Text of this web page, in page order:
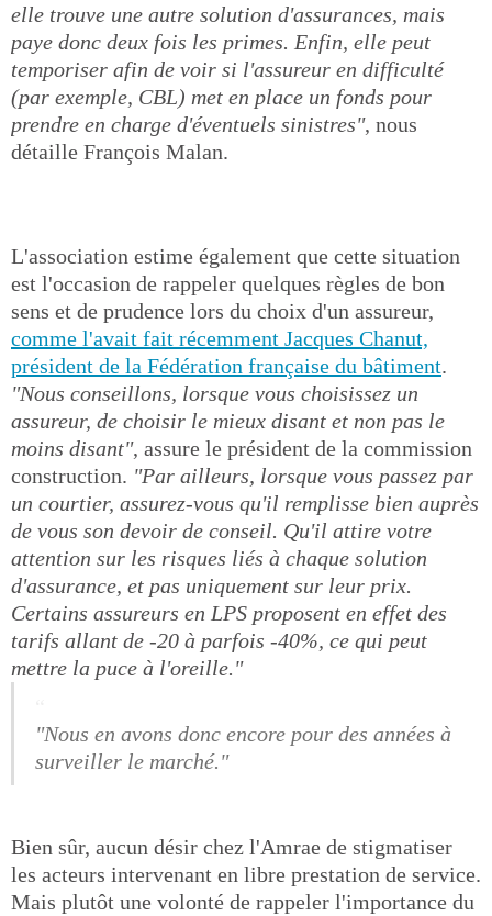
elle trouve une autre solution d'assurances, mais
paye donc deux fois les primes. Enfin, elle peut
temporiser afin de voir si l'assureur en difficulté
(par exemple, CBL) met en place un fonds pour
prendre en charge d'éventuels sinistres", nous
détaille François Malan.
L'association estime également que cette situation
est l'occasion de rappeler quelques règles de bon
sens et de prudence lors du choix d'un assureur,
comme l'avait fait récemment Jacques Chanut,
président de la Fédération française du bâtiment.
"Nous conseillons, lorsque vous choisissez un
assureur, de choisir le mieux disant et non pas le
moins disant", assure le président de la commission
construction. "Par ailleurs, lorsque vous passez par
un courtier, assurez-vous qu'il remplisse bien auprès
de vous son devoir de conseil. Qu'il attire votre
attention sur les risques liés à chaque solution
d'assurance, et pas uniquement sur leur prix.
Certains assureurs en LPS proposent en effet des
tarifs allant de -20 à parfois -40%, ce qui peut
mettre la puce à l'oreille."
"Nous en avons donc encore pour des années à
surveiller le marché."
Bien sûr, aucun désir chez l'Amrae de stigmatiser
les acteurs intervenant en libre prestation de service.
Mais plutôt une volonté de rappeler l'importance du